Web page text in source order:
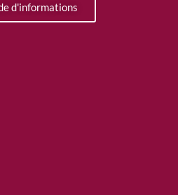
d'informations